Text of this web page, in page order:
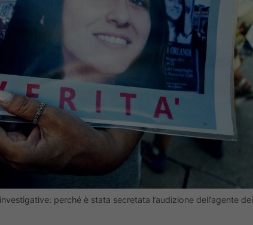
perché è stata secretata l’audizione dell’agente dei